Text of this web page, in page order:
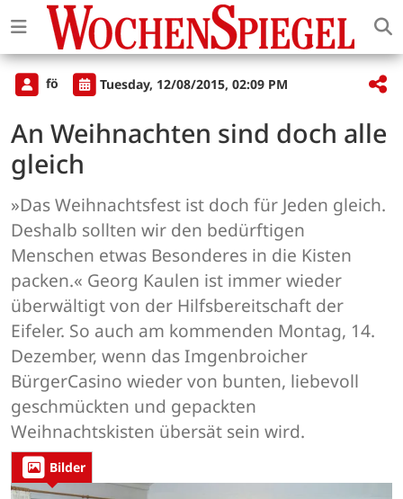
fö Tuesday, 12/08/2015, 02:09 PM
An Weihnachten sind doch alle
gleich
»Das Weihnachtsfest ist doch für Jeden gleich.
Deshalb sollten wir den bedürftigen
Menschen etwas Besonderes in die Kisten
packen.« Georg Kaulen ist immer wieder
überwältigt von der Hilfsbereitschaft der
Eifeler. So auch am kommenden Montag, 14.
Dezember, wenn das Imgenbroicher
BürgerCasino wieder von bunten, liebevoll
geschmückten und gepackten
Weihnachtskisten übersät sein wird.
Bilder